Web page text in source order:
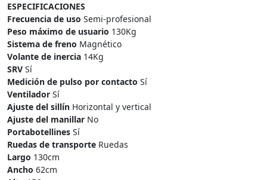
ESPECIFICACIONES
Frecuencia de uso Semi-profesional
Peso máximo de usuario 130Kg
Sistema de freno Magnético
Volante de inercia 14Kg
SRV Sí
Medición de pulso por contacto Sí
Ventilador Sí
Ajuste del sillín Horizontal y vertical
Ajuste del manillar No
Portabotellines Sí
Ruedas de transporte Ruedas
Largo 130cm
Ancho 62cm